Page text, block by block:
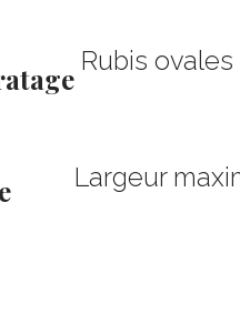
Rubis
Largeur